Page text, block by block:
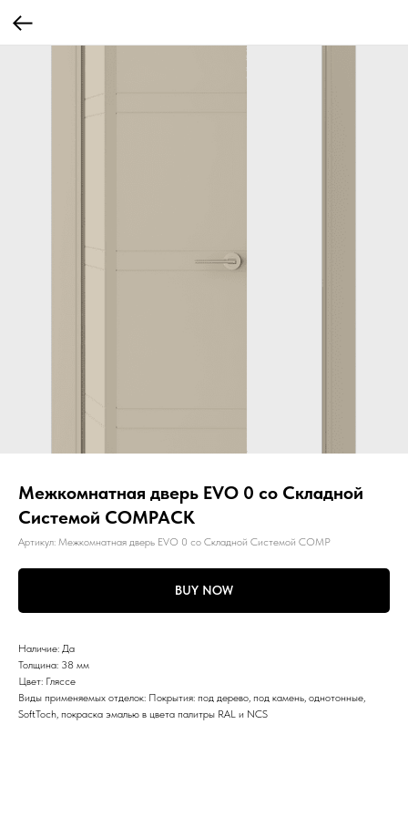
Межкомнатная дверь EVO 0 со Складной
Системой COMPACK
Артикул: Межкомнатная дверь EVO 0 со Складной Системой COMP
BUY NOW
Наличие: Да
Толщина: 38 мм
Цвет: Гляссе
Виды применяемых отделок: Покрытия: под дерево, под камень, однотонные,
SoftToch, покраска эмалью в цвета палитры RAL и NCS